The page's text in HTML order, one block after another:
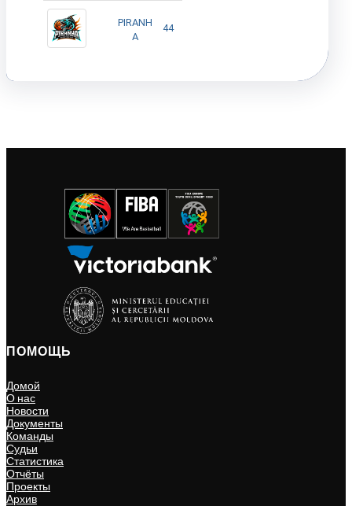
PIRANH
A
44
ПОМОЩЬ
Домой
О нас
Новости
Документы
Команды
Судьи
Статистика
Отчёты
Проекты
Архив